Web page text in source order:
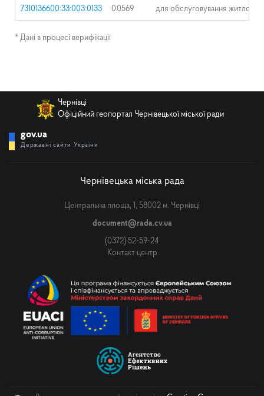
7310136600:33:003:0133 0.0569 для обслуговування
* Дані в процесі верифікації
Чернівці
Офіційний геопортал Чернівецької міської ради
gov.ua
Державні сайти України
Чернівецька міська рада
Центральна площа, 1, 58002 м. Чернівці
document@rada.cv.ua
(0372) 52-59-24
Контакт центр